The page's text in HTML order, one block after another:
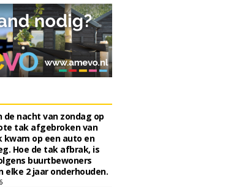
de nacht van zondag op
tak afgebroken van
kwam op een auto en
Hoe de tak afbrak, is
buurtbewoners
elke 2 jaar onderhouden.